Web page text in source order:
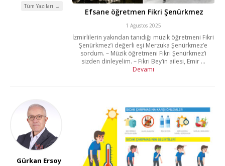
Tüm Yazıları →
Efsane öğretmen Fikri Şenürkmez
1 Ağustos 2025
İzmirlilerin yakından tanıdığı müzik öğretmeni Fikri
Şenürkmez’i değerli eşi Merzuka Şenürkmez’e
sordum. – Müzik öğretmeni Fikri Şenürkmez’i
sizden dinleyelim. – Fikri Bey’in ailesi, Emir ...
Devamı
Gürkan Ersoy